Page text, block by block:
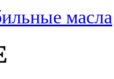
масла